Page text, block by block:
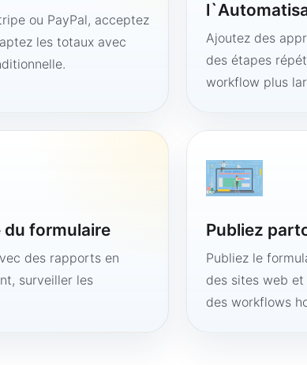
ou PayPal, acceptez
les totaux avec
Ajoutez des
des étapes
workflow plus
du formulaire
des rapports en
surveiller les
Publiez
Publiez le
des sites web et
des workflows